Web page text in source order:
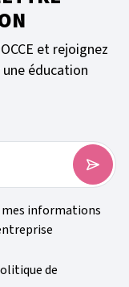
et rejoignez
éducation
mes informations
de